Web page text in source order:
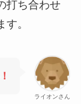
打ち合わせ
。
ライオンさん